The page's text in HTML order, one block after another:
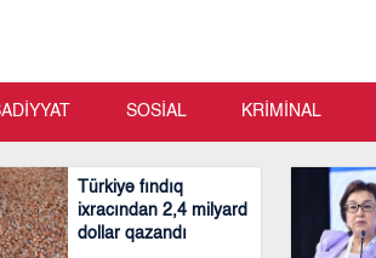
SOSİAL KRİMİNAL
Türkiyə fındıq
ixracından 2,4 milyard
dollar qazandı